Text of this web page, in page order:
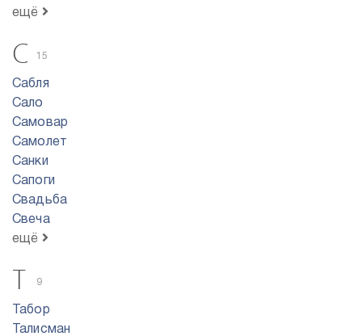
ещё
С 15
Сабля
Сало
Самовар
Самолет
Санки
Сапоги
Свадьба
Свеча
ещё
Т 9
Табор
Талисман